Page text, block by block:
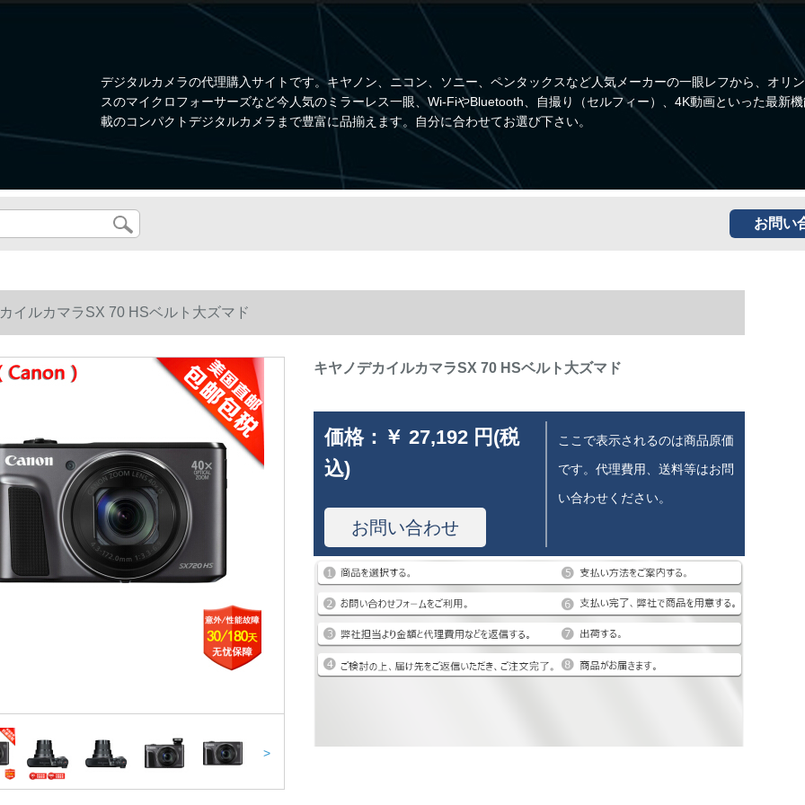
デジタルカメラの代理購入サイトです。キヤノン、ニコン、ソニー、ペンタックスなど人気メーカーの一眼レフから、オリ
スのマイクロフォーサーズなど今人気のミラーレス一眼、Wi-FiやBluetooth、自撮り（セルフィー）、4K動画といった最新
載のコンパクトデジタルカメラまで豊富に品揃えます。自分に合わせてお選び下さい。
お問い
イルカマラSX 70 HSベルト大ズマド
>
キヤノデカイルカマラSX 70 HSベルト大ズマド
価格： ￥ 27,192 円(税
込)
お問い合わせ
ここで表示されるのは商品原価
です。代理費用、送料等はお問
い合わせください。